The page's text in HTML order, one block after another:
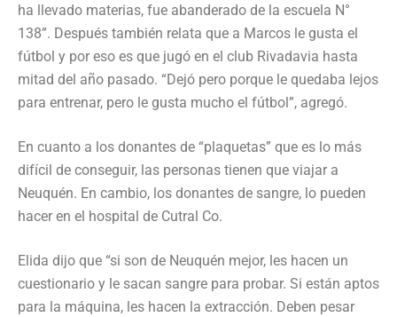
ha llevado materias, fue abanderado de la escuela N°
138”. Después también relata que a Marcos le gusta el
fútbol y por eso es que jugó en el club Rivadavia hasta
mitad del año pasado. “Dejó pero porque le quedaba lejos
para entrenar, pero le gusta mucho el fútbol”, agregó.
En cuanto a los donantes de “plaquetas” que es lo más
difícil de conseguir, las personas tienen que viajar a
Neuquén. En cambio, los donantes de sangre, lo pueden
hacer en el hospital de Cutral Co.
Elida dijo que “si son de Neuquén mejor, les hacen un
cuestionario y le sacan sangre para probar. Si están aptos
para la máquina, les hacen la extracción. Deben pesar